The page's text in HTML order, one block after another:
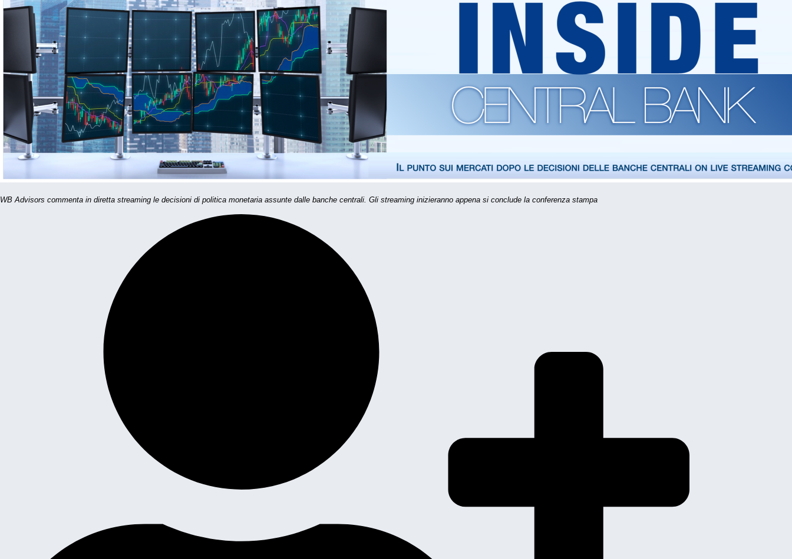
WB Advisors commenta in diretta streaming le decisioni di politica monetaria assunte dalle banche centrali. Gli streaming inizieranno appena si conclude la conferenza stampa